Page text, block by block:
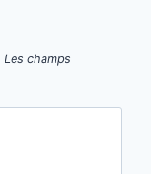
Les champs